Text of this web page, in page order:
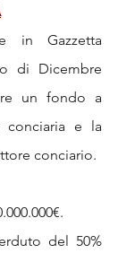
in Gazzetta
di Dicembre
un fondo a
conciaria e la
conciario.
del 50%